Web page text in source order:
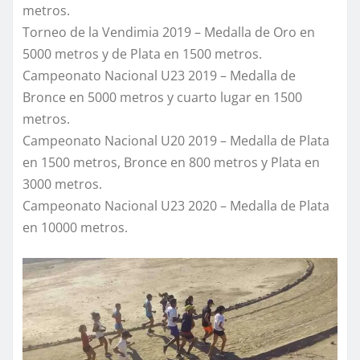
metros.
Torneo de la Vendimia 2019 – Medalla de Oro en
5000 metros y de Plata en 1500 metros.
Campeonato Nacional U23 2019 – Medalla de
Bronce en 5000 metros y cuarto lugar en 1500
metros.
Campeonato Nacional U20 2019 – Medalla de Plata
en 1500 metros, Bronce en 800 metros y Plata en
3000 metros.
Campeonato Nacional U23 2020 – Medalla de Plata
en 10000 metros.